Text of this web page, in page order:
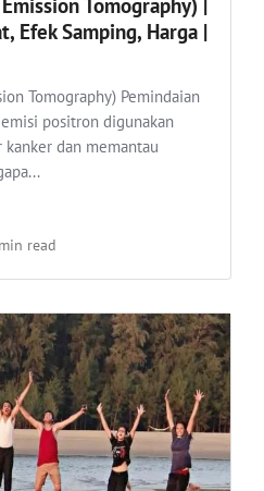
Efek Samping, Harga |
Tomography) Pemindaian
positron digunakan
dan memantau
read